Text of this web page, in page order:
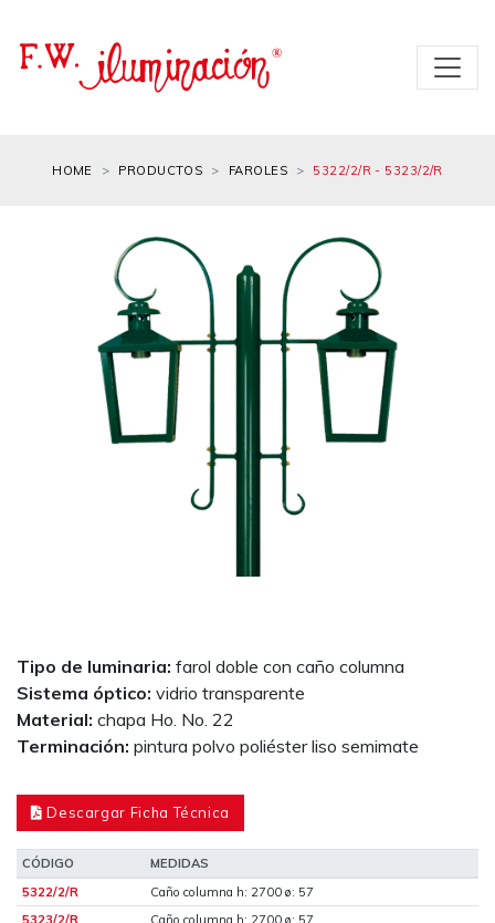
HOME PRODUCTOS FAROLES 5322/2/R - 5323/2/R
Tipo de luminaria: farol doble con caño columna
Sistema óptico: vidrio transparente
Material: chapa Ho. No. 22
Terminación: pintura polvo poliéster liso semimate
Descargar Ficha Técnica
CÓDIGO
MEDIDAS
5322/2/R
Caño columna h: 2700 ø: 57
5323/2/R
Caño columna h: 2700 ø: 57